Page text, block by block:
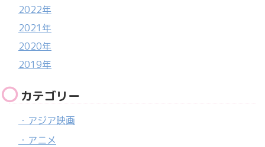
2022年
2021年
2020年
2019年
カテゴリー
・アジア映画
・アニメ